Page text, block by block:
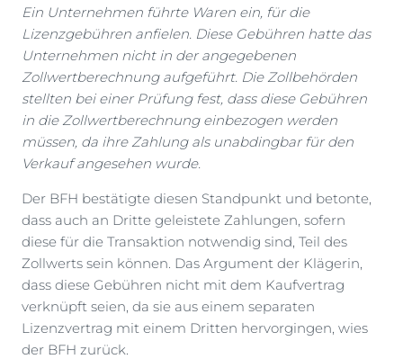
Ein Unternehmen führte Waren ein, für die
Lizenzgebühren anfielen. Diese Gebühren hatte das
Unternehmen nicht in der angegebenen
Zollwertberechnung aufgeführt. Die Zollbehörden
stellten bei einer Prüfung fest, dass diese Gebühren
in die Zollwertberechnung einbezogen werden
müssen, da ihre Zahlung als unabdingbar für den
Verkauf angesehen wurde.
Der BFH bestätigte diesen Standpunkt und betonte,
dass auch an Dritte geleistete Zahlungen, sofern
diese für die Transaktion notwendig sind, Teil des
Zollwerts sein können. Das Argument der Klägerin,
dass diese Gebühren nicht mit dem Kaufvertrag
verknüpft seien, da sie aus einem separaten
Lizenzvertrag mit einem Dritten hervorgingen, wies
der BFH zurück.